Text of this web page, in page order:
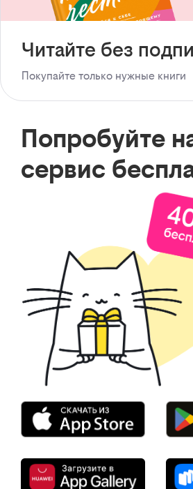
Читайте без
Покупайте только нужные книги
Попробуйте
сервис